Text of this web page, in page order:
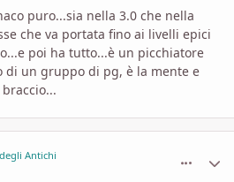
puro...sia nella 3.0 che nella
che va portata fino ai livelli epici
poi ha tutto...è un picchiatore
di un gruppo di pg, è la mente e
Antichi